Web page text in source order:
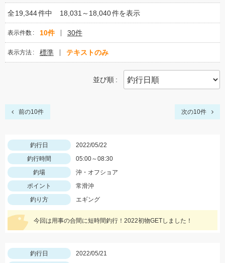
全19,344件中 18,031～18,040件を表示
表示件数 10件 30件
表示方法 標準 テキストのみ
並び順
前の10件 次の10件
釣行日
2022/05/22
釣行時間
05:00～08:30
釣場
沖・オフショア
ポイント
常滑沖
釣り方
エギング
今回は用事の合間に短時間釣行！2022初物GETしました！
釣行日
2022/05/21